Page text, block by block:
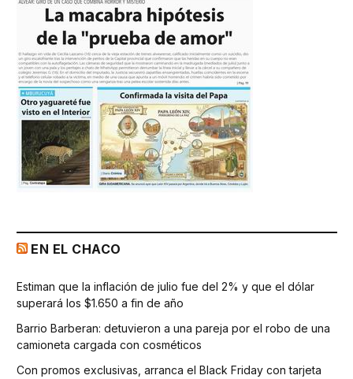
EN EL CHACO
Estiman que la inflación de julio fue del 2% y que el dólar
superará los $1.650 a fin de año
Barrio Barberan: detuvieron a una pareja por el robo de una
camioneta cargada con cosméticos
Con promos exclusivas, arranca el Black Friday con tarjeta